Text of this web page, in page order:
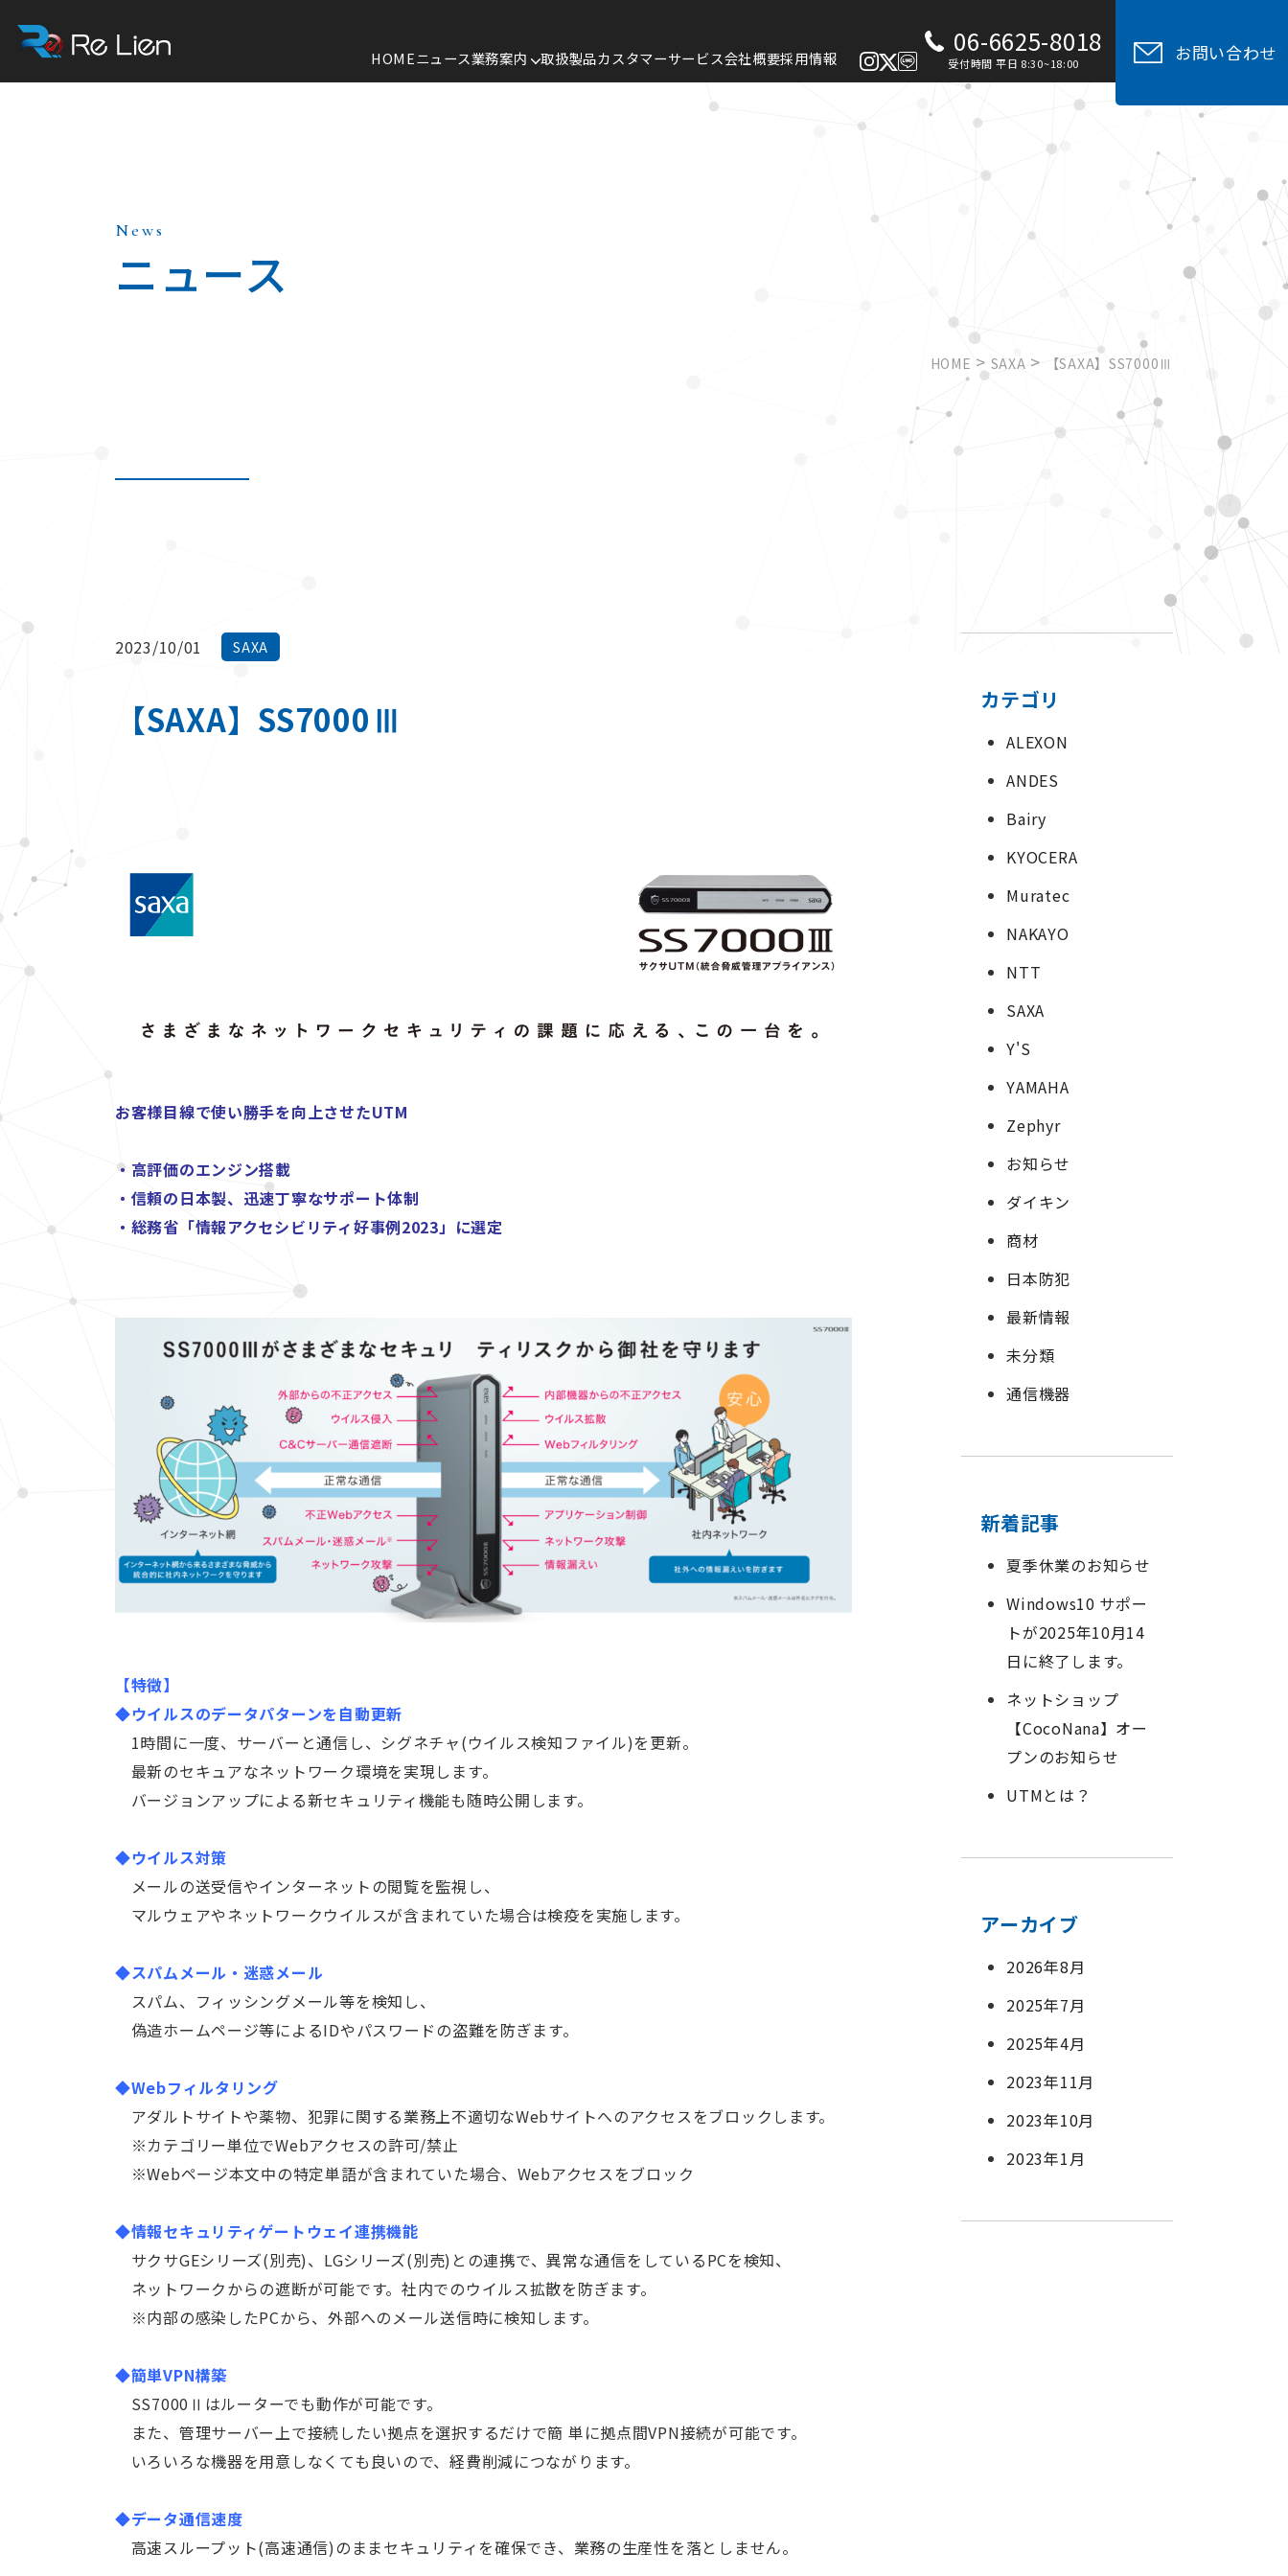
HOMEニュース業務案内 取扱製品カスタマーサービス会社概要採用情報
06-6625-8018
受付時間 平⽇ 8:30~18:00 お問い合わせ
News
ニュース
HOME > SAXA > 【SAXA】SS7000Ⅲ
2023/10/01 SAXA
【SAXA】SS7000Ⅲ
お客様目線で使い勝手を向上させたUTM
・高評価のエンジン搭載
・信頼の日本製、迅速丁寧なサポート体制
・総務省「情報アクセシビリティ好事例2023」に選定
【特徴】
◆ウイルスのデータパターンを自動更新
1時間に一度、サーバーと通信し、シグネチャ(ウイルス検知ファイル)を更新。
最新のセキュアなネットワーク環境を実現します。
バージョンアップによる新セキュリティ機能も随時公開します。
◆ウイルス対策
メールの送受信やインターネットの閲覧を監視し、
マルウェアやネットワークウイルスが含まれていた場合は検疫を実施します。
◆スパムメール・迷惑メール
スパム、フィッシングメール等を検知し、
偽造ホームページ等によるIDやパスワードの盗難を防ぎます。
◆Webフィルタリング
アダルトサイトや薬物、犯罪に関する業務上不適切なWebサイトへのアクセスをブロックします。
※カテゴリー単位でWebアクセスの許可/禁止
※Webページ本文中の特定単語が含まれていた場合、Webアクセスをブロック
◆情報セキュリティゲートウェイ連携機能
サクサGEシリーズ(別売)、LGシリーズ(別売)との連携で、異常な通信をしているPCを検知、
ネットワークからの遮断が可能です。社内でのウイルス拡散を防ぎます。
※内部の感染したPCから、外部へのメール送信時に検知します。
◆簡単VPN構築
SS7000Ⅱはルーターでも動作が可能です。
また、管理サーバー上で接続したい拠点を選択するだけで簡 単に拠点間VPN接続が可能です。
いろいろな機器を用意しなくても良いので、経費削減につながります。
◆データ通信速度
高速スループット(高速通信)のままセキュリティを確保でき、業務の生産性を落としません。
カテゴリ
ALEXON
ANDES
Bairy
KYOCERA
Muratec
NAKAYO
NTT
SAXA
Y'S
YAMAHA
Zephyr
お知らせ
ダイキン
商材
日本防犯
最新情報
未分類
通信機器
新着記事
夏季休業のお知らせ
Windows10 サポー
トが2025年10月14
日に終了します。
ネットショップ
【CocoNana】オー
プンのお知らせ
UTMとは？
アーカイブ
2026年8月
2025年7月
2025年4月
2023年11月
2023年10月
2023年1月